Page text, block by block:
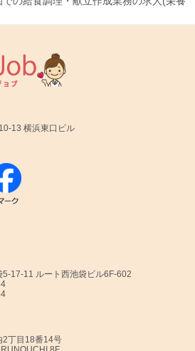
13 横浜東口ビル
17-11 ルート西池袋ビル6F-602
2丁目18番14号